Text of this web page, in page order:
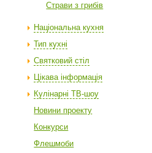
Страви з грибів
Національна кухня
Тип кухні
Святковий стіл
Цікава інформація
Кулінарні ТВ-шоу
Новини проекту
Конкурси
Флешмоби